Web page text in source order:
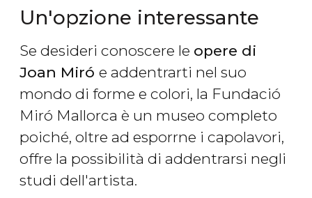
Un'opzione interessante
Se desideri conoscere le opere di
Joan Miró e addentrarti nel suo
mondo di forme e colori, la Fundació
Miró Mallorca è un museo completo
poiché, oltre ad esporrne i capolavori,
offre la possibilità di addentrarsi negli
studi dell'artista.